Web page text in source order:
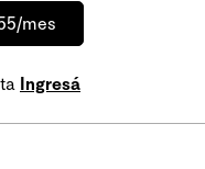
mes
Ingresá